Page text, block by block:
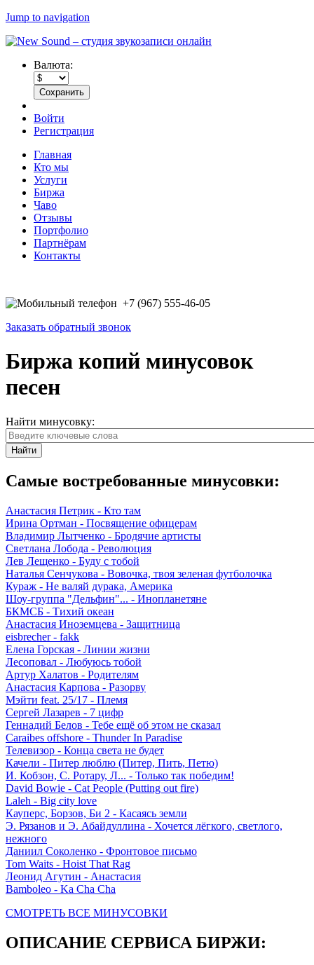
Jump to navigation
Валюта:
Войти
Регистрация
Главная
Кто мы
Услуги
Биржа
Чаво
Отзывы
Портфолио
Партнёрам
Контакты
+7 (967) 555-46-05
Заказать обратный звонок
Биржа копий минусовок
песен
Найти минусовку:
Найти
Самые востребованные минусовки:
Анастасия Петрик - Кто там
Ирина Ортман - Посвящение офицерам
Владимир Лытченко - Бродячие артисты
Светлана Лобода - Революция
Лев Лещенко - Буду с тобой
Наталья Сенчукова - Вовочка, твоя зеленая футболочка
Кураж - Не валяй дурака, Америка
Шоу-группа "Дельфин"... - Инопланетяне
БКМСБ - Тихий океан
Анастасия Иноземцева - Защитница
eisbrecher - fakk
Елена Горская - Линии жизни
Лесоповал - Любуюсь тобой
Артур Халатов - Родителям
Анастасия Карпова - Разорву
Мэйти feat. 25/17 - Племя
Cергей Лазарев - 7 цифр
Геннадий Белов - Тебе ещё об этом не сказал
Caraibes offshore - Thunder In Paradise
Телевизор - Конца света не будет
Качели - Питер люблю (Питер, Пить, Петю)
И. Кобзон, С. Ротару, Л... - Только так победим!
David Bowie - Cat People (Putting out fire)
Laleh - Big city love
Кауперс, Борзов, Би 2 - Касаясь земли
Э. Рязанов и Э. Абайдуллина - Хочется лёгкого, светлого,
нежного
Даниил Соколенко - Фронтовое письмо
Tom Waits - Hoist That Rag
Леонид Агутин - Анастасия
Bamboleo - Ka Cha Cha
СМОТРЕТЬ ВСЕ МИНУСОВКИ
ОПИСАНИЕ СЕРВИСА БИРЖИ: